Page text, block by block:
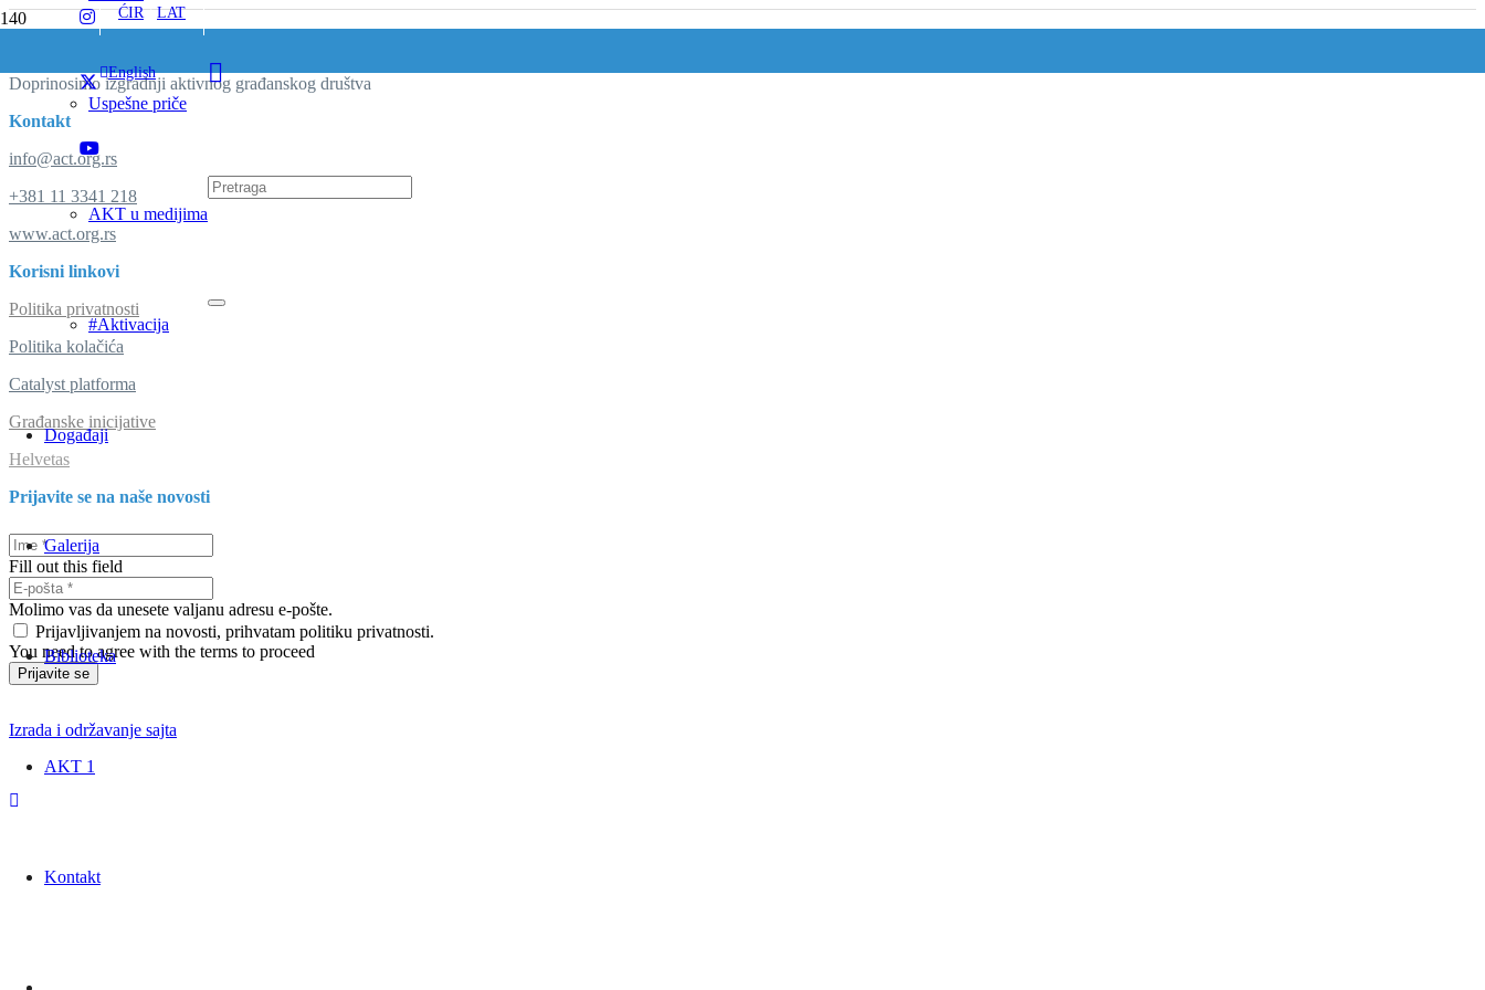
ĆIR/LAT
English
Uspešne priče
AKT u medijima
#Aktivacija
Događaji
Galerija
Biblioteka
AKT 1
Kontakt
Doprinosimo izgradnji aktivnog građanskog društva
Kontakt
info@act.org.rs
+381 11 3341 218
www.act.org.rs
Korisni linkovi
Politika privatnosti
Politika kolačića
Catalyst platforma
Građanske inicijative
Helvetas
Prijavite se na naše novosti
Fill out this field
Molimo vas da unesete valjanu adresu e-pošte.
Prijavljivanjem na novosti, prihvatam politiku privatnosti.
You need to agree with the terms to proceed
Prijavite se
Izrada i održavanje sajta